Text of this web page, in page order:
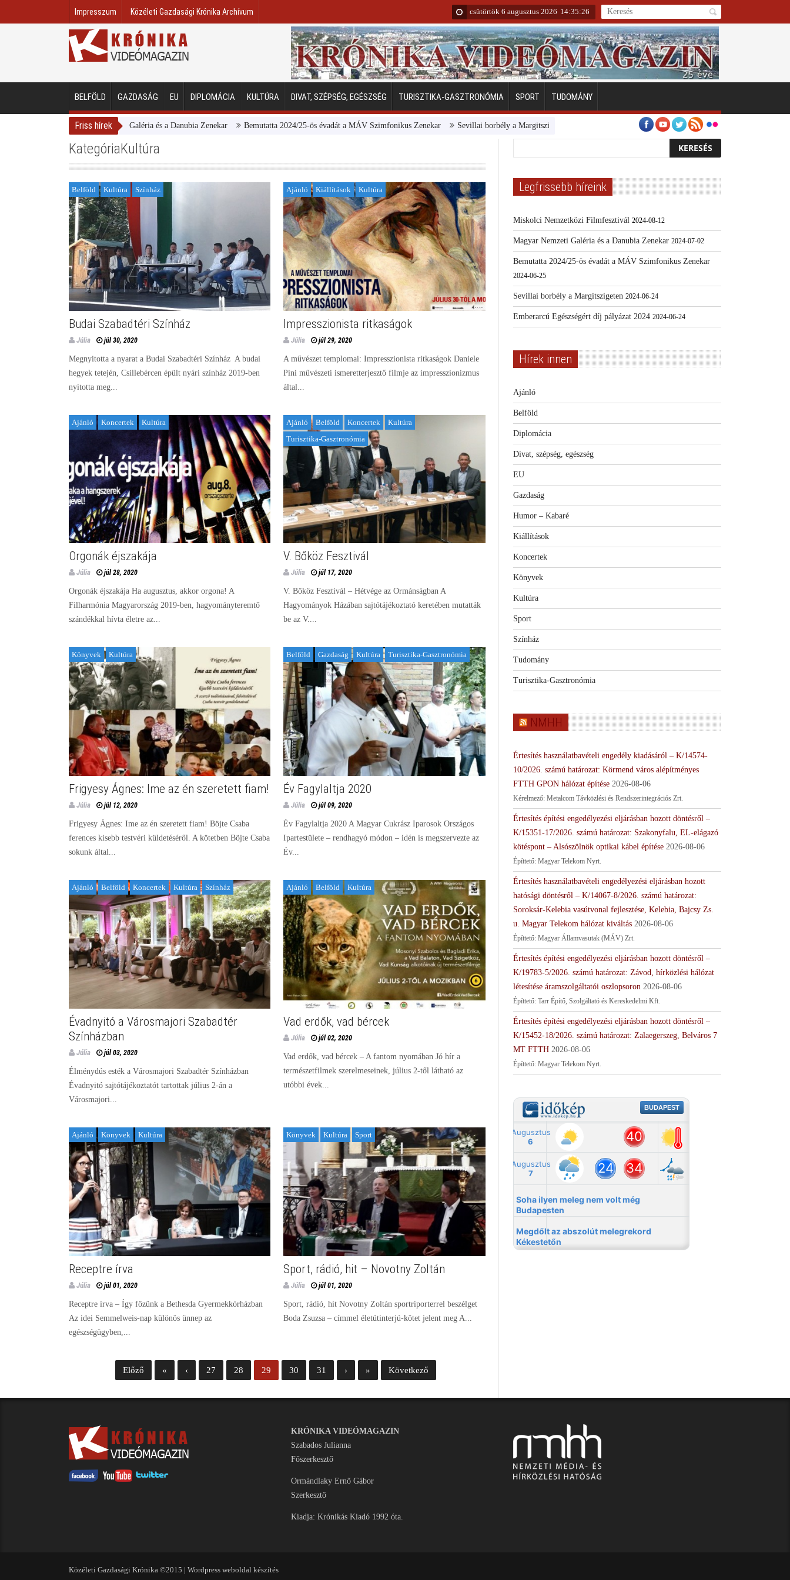
Impresszum Közéleti Gazdasági Krónika Archívum csütörtök 6 augusztus 2026 14:35:27
BELFÖLD GAZDASÁG EU DIPLOMÁCIA KULTÚRA DIVAT, SZÉPSÉG, EGÉSZSÉG TURISZTIKA-GASZTRONÓMIA SPORT TUDOMÁNY
Friss hírek
Magyar Nemzeti Galéria és a Danubia Zenekar Bemutatta 2024/25-ös évadát a MÁV Szimfonikus Zenekar Sevillai borbély a Margitszigeten Emberarcú Egészségért díj pályázat 2024 Kertész/Kópiák
KategóriaKultúra
Belföld Kultúra Színház
Budai Szabadtéri Színház
Júlia júl 30, 2020
Megnyitotta a nyarat a Budai Szabadtéri Színház A budai
hegyek tetején, Csillebércen épült nyári színház 2019-ben
nyitotta meg...
Ajánló Kiállítások Kultúra
Impresszionista ritkaságok
Júlia júl 29, 2020
A művészet templomai: Impresszionista ritkaságok Daniele
Pini művészeti ismeretterjesztő filmje az impresszionizmus
által...
Ajánló Koncertek Kultúra
Orgonák éjszakája
Júlia júl 28, 2020
Orgonák éjszakája Ha augusztus, akkor orgona! A
Filharmónia Magyarország 2019-ben, hagyományteremtő
szándékkal hívta életre az...
Ajánló Belföld Koncertek
Kultúra
Turisztika-Gasztronómia
V. Bőköz Fesztivál
Júlia júl 17, 2020
V. Bőköz Fesztivál – Hétvége az Ormánságban A
Hagyományok Házában sajtótájékoztató keretében mutatták
be az V....
Könyvek Kultúra
Frigyesy Ágnes: Ime az én szeretett fiam!
Júlia júl 12, 2020
Frigyesy Ágnes: Ime az én szeretett fiam! Böjte Csaba
ferences kisebb testvéri küldetéséről. A kötetben Böjte Csaba
sokunk által...
Belföld Gazdaság Kultúra Turisztika-Gasztronómia
Év Fagylaltja 2020
Júlia júl 09, 2020
Év Fagylaltja 2020 A Magyar Cukrász Iparosok Országos
Ipartestülete – rendhagyó módon – idén is megszervezte az
Év...
Ajánló Belföld Koncertek Kultúra Színház
Évadnyitó a Városmajori Szabadtér
Színházban
Júlia júl 03, 2020
Élménydús esték a Városmajori Szabadtér Színházban
Évadnyitó sajtótájékoztatót tartottak július 2-án a
Városmajori...
Ajánló Belföld Kultúra
Vad erdők, vad bércek
Júlia júl 02, 2020
Vad erdők, vad bércek – A fantom nyomában Jó hír a
természetfilmek szerelmeseinek, július 2-től látható az
utóbbi évek...
Ajánló Könyvek Kultúra
Receptre írva
Júlia júl 01, 2020
Receptre írva – Így főzünk a Bethesda Gyermekkórházban
Az idei Semmelweis-nap különös ünnep az
egészségügyben,...
Könyvek Kultúra Sport
Sport, rádió, hit – Novotny Zoltán
Júlia júl 01, 2020
Sport, rádió, hit Novotny Zoltán sportriporterrel beszélget
Boda Zsuzsa – címmel életútinterjú-kötet jelent meg A...
Előző « ‹ 27 28 29 30 31 › » Következő
Legfrissebb híreink
Miskolci Nemzetközi Filmfesztivál 2024-08-12
Magyar Nemzeti Galéria és a Danubia Zenekar 2024-07-02
Bemutatta 2024/25-ös évadát a MÁV Szimfonikus Zenekar
2024-06-25
Sevillai borbély a Margitszigeten 2024-06-24
Emberarcú Egészségért díj pályázat 2024 2024-06-24
Hírek innen
Ajánló
Belföld
Diplomácia
Divat, szépség, egészség
EU
Gazdaság
Humor – Kabaré
Kiállítások
Koncertek
Könyvek
Kultúra
Sport
Színház
Tudomány
Turisztika-Gasztronómia
NMHH
Értesítés használatbavételi engedély kiadásáról – K/14574-
10/2026. számú határozat: Körmend város alépítményes
FTTH GPON hálózat építése 2026-08-06
Kérelmező: Metalcom Távközlési és Rendszerintegrációs Zrt.
Értesítés építési engedélyezési eljárásban hozott döntésről –
K/15351-17/2026. számú határozat: Szakonyfalu, EL-elágazó
kötéspont – Alsószölnök optikai kábel építése 2026-08-06
Építtető: Magyar Telekom Nyrt.
Értesítés használatbavételi engedélyezési eljárásban hozott
hatósági döntésről – K/14067-8/2026. számú határozat:
Soroksár-Kelebia vasútvonal fejlesztése, Kelebia, Bajcsy Zs.
u. Magyar Telekom hálózat kiváltás 2026-08-06
Építtető: Magyar Államvasutak (MÁV) Zrt.
Értesítés építési engedélyezési eljárásban hozott döntésről –
K/19783-5/2026. számú határozat: Závod, hírközlési hálózat
létesítése áramszolgáltatói oszlopsoron 2026-08-06
Építtető: Tarr Építő, Szolgáltató és Kereskedelmi Kft.
Értesítés építési engedélyezési eljárásban hozott döntésről –
K/15452-18/2026. számú határozat: Zalaegerszeg, Belváros 7
MT FTTH 2026-08-06
Építtető: Magyar Telekom Nyrt.
KRÓNIKA VIDEÓMAGAZIN
Szabados Julianna
Főszerkesztő
Ormándlaky Ernő Gábor
Szerkesztő
Kiadja: Krónikás Kiadó 1992 óta.
Közéleti Gazdasági Krónika ©2015 | Wordpress weboldal készítés